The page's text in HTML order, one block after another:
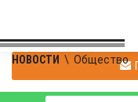
НОВОСТИ \ Общество